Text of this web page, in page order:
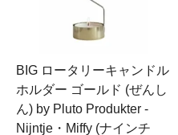
BIG ロータリーキャンドル
ホルダー ゴールド (ぜんし
ん) by Pluto Produkter -
Nijntje・Miffy (ナインチ